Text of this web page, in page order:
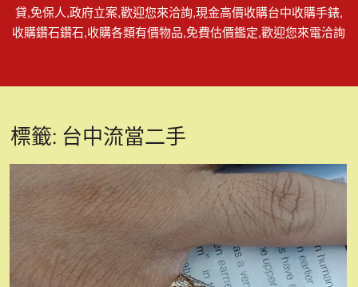
貸,免保人,政府立案,歡迎您來洽詢,現金高價收購台中收購手錶,
收購鑽石鑽石,收購各類有價物品,免費估價鑑定,歡迎您來電洽詢
標籤: 台中流當二手